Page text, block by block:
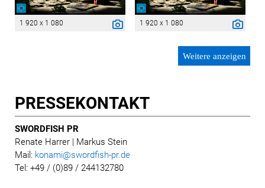
1 920 x 1 080 1 920 x 1 080
Weitere anzeigen
PRESSE­KONTAKT
SWORDFISH PR
Renate Harrer | Markus Stein
Mail: konami@swordfish-pr.de
Tel: +49 / (0)89 / 244132780